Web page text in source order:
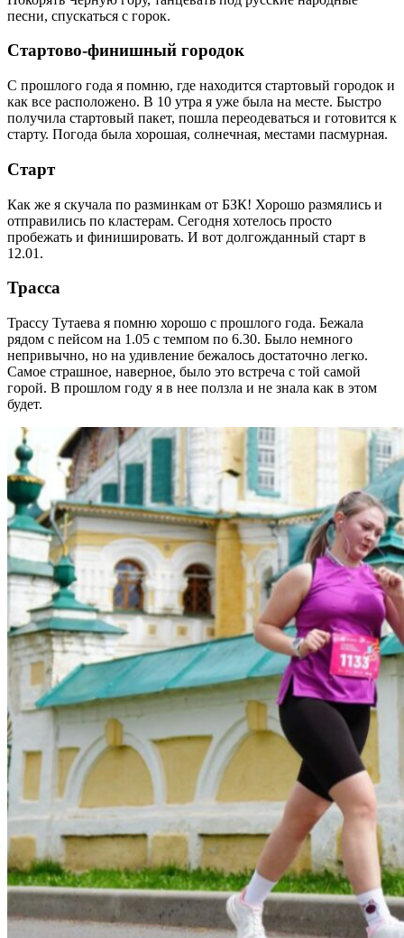
песни, спускаться с горок.
Стартово-финишный городок
С прошлого года я помню, где находится стартовый городок и
как все расположено. В 10 утра я уже была на месте. Быстро
получила стартовый пакет, пошла переодеваться и готовится к
старту. Погода была хорошая, солнечная, местами пасмурная.
Старт
Как же я скучала по разминкам от БЗК! Хорошо размялись и
отправились по кластерам. Сегодня хотелось просто
пробежать и финишировать. И вот долгожданный старт в
12.01.
Трасса
Трассу Тутаева я помню хорошо с прошлого года. Бежала
рядом с пейсом на 1.05 с темпом по 6.30. Было немного
непривычно, но на удивление бежалось достаточно легко.
Самое страшное, наверное, было это встреча с той самой
горой. В прошлом году я в нее ползла и не знала как в этом
будет.